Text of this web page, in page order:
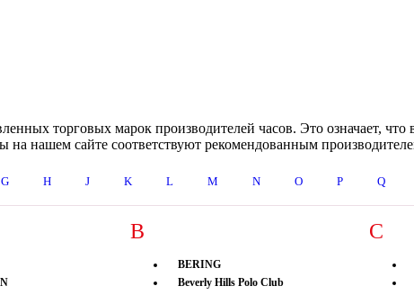
торговых марок производителей часов. Это означает,
на нашем сайте соответствуют рекомендованным
G H J K L M N O P Q
B
BERING
Beverly Hills Polo Club
C